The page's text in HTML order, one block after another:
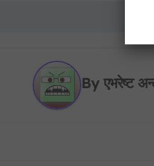
By एभरेष्ट